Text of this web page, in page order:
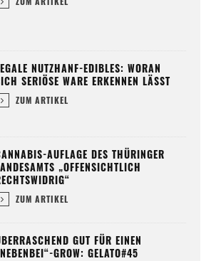
NUTZHANF-EDIBLES: WORAN
SERIÖSE WARE ERKENNEN LÄSST
ZUM ARTIKEL
AUFLAGE DES THÜRINGER
„OFFENSICHTLICH
ZUM ARTIKEL
GUT FÜR EINEN
GROW: GELATO#45